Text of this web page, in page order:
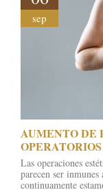
sep
AUMENTO DE
OPERATORIOS
Las operaciones
parecen ser
continuamente